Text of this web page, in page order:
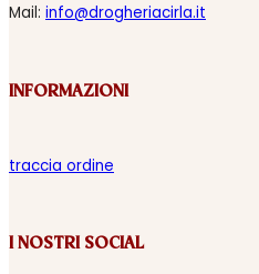
Mail: info@drogheriacirla.it
INFORMAZIONI
traccia ordine
I NOSTRI SOCIAL